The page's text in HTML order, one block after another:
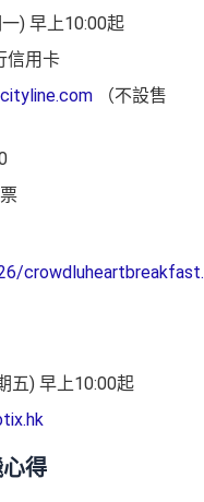
) 早上10:00起
信用卡
（不設售
五) 早上10:00起
得